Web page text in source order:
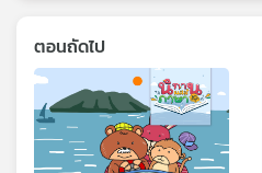
ตอนถัดไป